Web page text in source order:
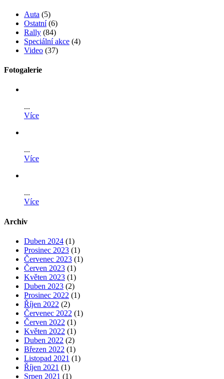
Auta (5)
Ostatní(6)
Rally (84)
Speciální akce (4)
Video (37)
Fotogalerie
...
Více
...
Více
...
Více
Archiv
Duben 2024 (1)
Prosinec 2023 (1)
Červenec 2023 (1)
Červen 2023 (1)
Květen 2023 (1)
Duben 2023 (2)
Prosinec 2022 (1)
Říjen 2022 (2)
Červenec 2022 (1)
Červen 2022 (1)
Květen 2022 (1)
Duben 2022 (2)
Březen 2022 (1)
Listopad 2021 (1)
Říjen 2021 (1)
Srpen 2021 (1)